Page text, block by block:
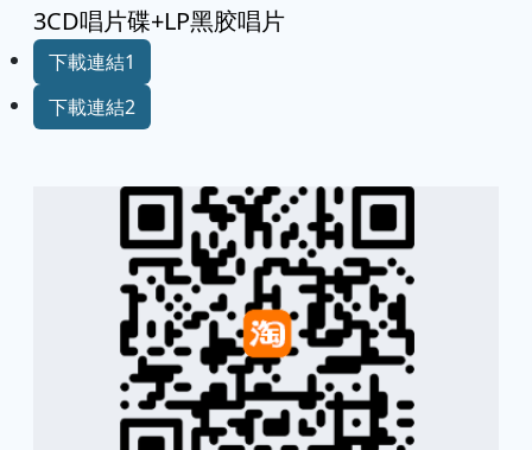
3CD唱片碟+LP黑胶唱片
下載連結1
下載連結2